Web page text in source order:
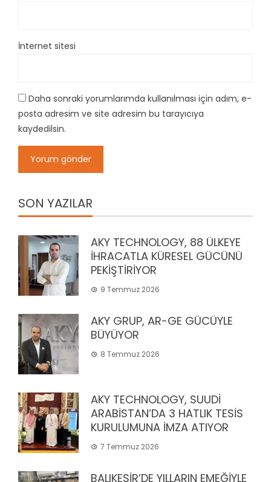
İnternet sitesi
Daha sonraki yorumlarımda kullanılması için adım, e-
posta adresim ve site adresim bu tarayıcıya
kaydedilsin.
SON YAZILAR
AKY TECHNOLOGY, 88 ÜLKEYE
İHRACATLA KÜRESEL GÜCÜNÜ
PEKİŞTİRİYOR
9 Temmuz 2026
AKY GRUP, AR-GE GÜCÜYLE
BÜYÜYOR
8 Temmuz 2026
AKY TECHNOLOGY, SUUDİ
ARABİSTAN’DA 3 HATLIK TESİS
KURULUMUNA İMZA ATIYOR
7 Temmuz 2026
BALIKESİR’DE YILLARIN EMEĞİYLE